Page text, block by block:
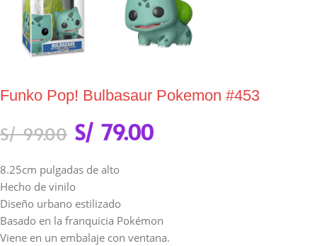
Funko Pop! Bulbasaur Pokemon #453
S/99.00 S/ 79.00
8.25cm pulgadas de alto
Hecho de vinilo
Diseño urbano estilizado
Basado en la franquicia Pokémon
Viene en un embalaje con ventana.